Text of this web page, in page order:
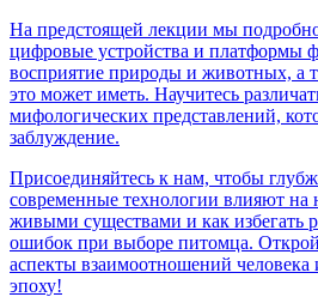
На предстоящей лекции мы
цифровые устройства и платформы
восприятие природы и животных, а
это может иметь. Научитесь
мифологических представлений,
заблуждение.
Присоединяйтесь к нам, чтобы
современные технологии влияют на
живыми существами и как избегать
ошибок при выборе питомца.
аспекты взаимоотношений
эпоху!